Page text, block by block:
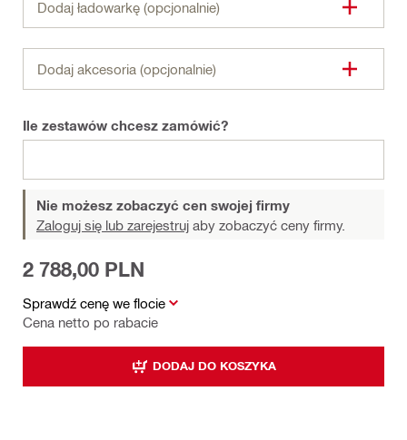
Dodaj ładowarkę (opcjonalnie)
Dodaj akcesoria (opcjonalnie)
Ile zestawów chcesz zamówić?
Nie możesz zobaczyć cen swojej firmy
Zaloguj się lub zarejestruj aby zobaczyć ceny firmy.
Sprawdź cenę we flocie
Cena netto po rabacie
2 788,00 PLN
DODAJ DO KOSZYKA